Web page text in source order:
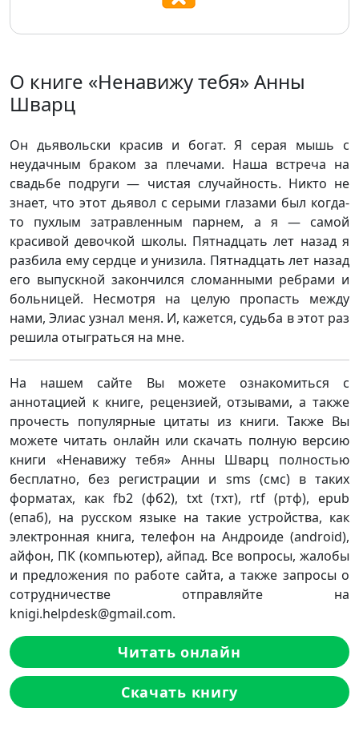
О книге «Ненавижу тебя» Анны
Шварц
Он дьявольски красив и богат. Я серая мышь с
неудачным браком за плечами. Наша встреча на
свадьбе подруги — чистая случайность. Никто не
знает, что этот дьявол с серыми глазами был когда-
то пухлым затравленным парнем, а я — самой
красивой девочкой школы. Пятнадцать лет назад я
разбила ему сердце и унизила. Пятнадцать лет назад
его выпускной закончился сломанными ребрами и
больницей. Несмотря на целую пропасть между
нами, Элиас узнал меня. И, кажется, судьба в этот раз
решила отыграться на мне.
На нашем сайте Вы можете ознакомиться с
аннотацией к книге, рецензией, отзывами, а также
прочесть популярные цитаты из книги. Также Вы
можете читать онлайн или скачать полную версию
книги «Ненавижу тебя» Анны Шварц полностью
бесплатно, без регистрации и sms (смс) в таких
форматах, как fb2 (фб2), txt (тхт), rtf (ртф), epub
(епаб), на русском языке на такие устройства, как
электронная книга, телефон на Андроиде (android),
айфон, ПК (компьютер), айпад. Все вопросы, жалобы
и предложения по работе сайта, а также запросы о
сотрудничестве отправляйте на
knigi.helpdesk@gmail.com.
Читать онлайн
Скачать книгу